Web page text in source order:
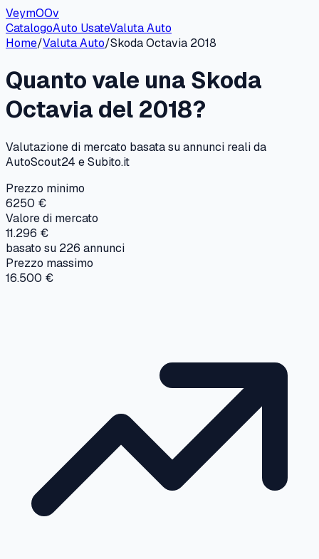
VeymOOv
CatalogoAuto UsateValuta Auto
Home/Valuta Auto/SkodaOctavia 2018
Quanto vale una Skoda
Octavia del 2018?
Valutazione di mercato basata su annunci reali da
AutoScout24 e Subito.it
Prezzo minimo
6250 €
Valore di mercato
11.296 €
basato su 226 annunci
Prezzo massimo
16.500 €